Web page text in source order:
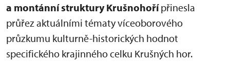
a montánní struktury Krušnohořípřinesla
průřez aktuálními tématy víceoborového
průzkumu kulturně-historických hodnot
specifického krajinného celku Krušných hor.